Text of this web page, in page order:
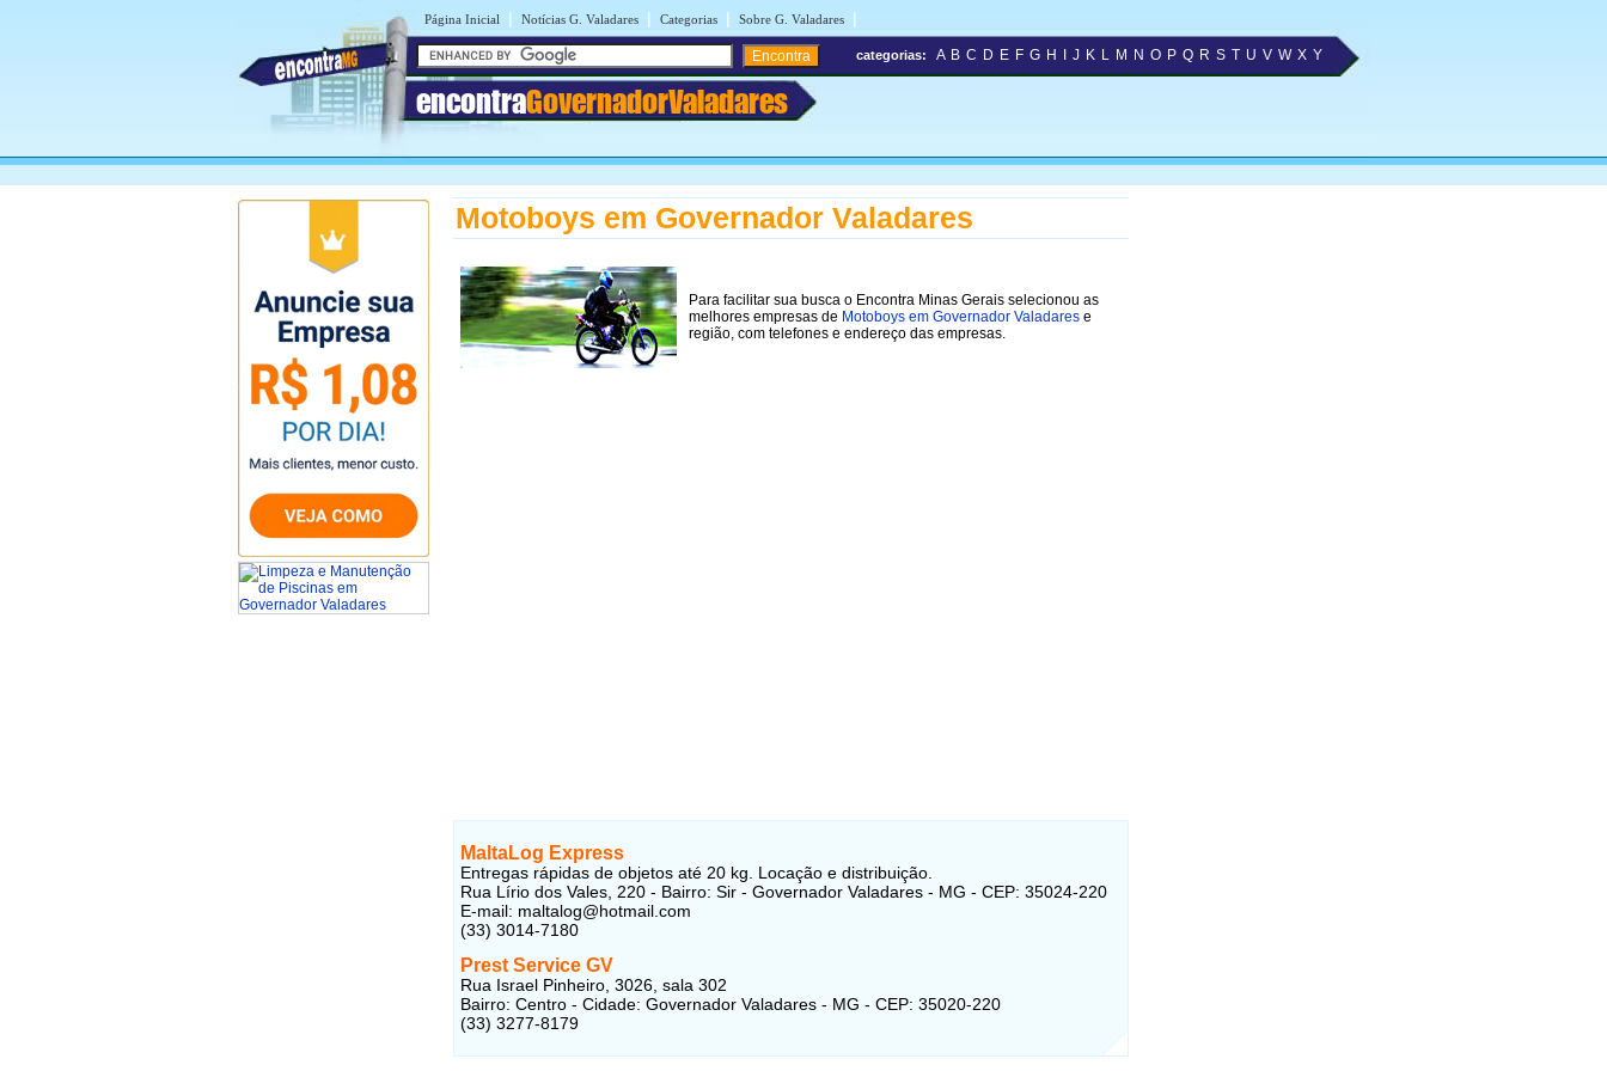
Página Inicial | Notícias G. Valadares | Categorias | Sobre G. Valadares |
encontraGovernadorValadares
categorias: A B C D E F G H J K L M N O P Q R S T U V W X Y
Motoboys em Governador Valadares
Para facilitar sua busca o Encontra Minas Gerais selecionou as
melhores empresas de Motoboys em Governador Valadares e
região, com telefones e endereço das empresas.
MaltaLog Express
Entregas rápidas de objetos até 20 kg. Locação e distribuição.
Rua Lírio dos Vales, 220 - Bairro: Sir - Governador Valadares - MG - CEP: 35024-220
E-mail: maltalog@hotmail.com
(33) 3014-7180
Prest Service GV
Rua Israel Pinheiro, 3026, sala 302
Bairro: Centro - Cidade: Governador Valadares - MG - CEP: 35020-220
(33) 3277-8179